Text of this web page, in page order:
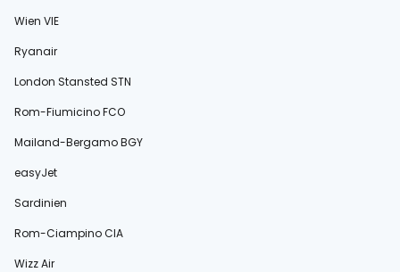
Wien VIE
Ryanair
London Stansted STN
Rom-Fiumicino FCO
Mailand-Bergamo BGY
easyJet
Sardinien
Rom-Ciampino CIA
Wizz Air